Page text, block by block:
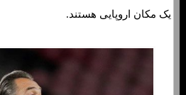
یک مکان اروپایی هستند.